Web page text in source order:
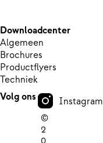
Downloadcenter
Algemeen
Brochures
Productflyers
Techniek
Volg ons
Instagram
©
2